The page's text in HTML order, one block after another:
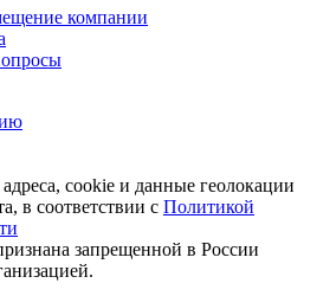
компании
cookie и данные геолокации
в соответствии с Политикой
запрещенной в России